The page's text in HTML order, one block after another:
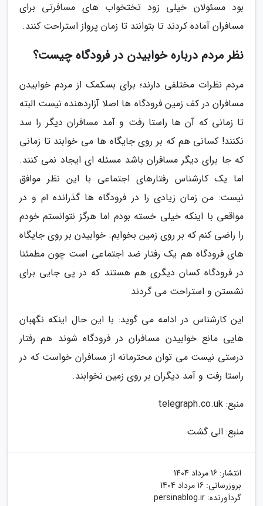
بود مسئولان خیلی زود تختخواب های مسافرتی برای
مسافران آماده کردند تا بتوانند تا زمان پرواز استراحت کنند.
نظر مردم درباره خوابیدن در فرودگاه چیست؟
مردم نظرات مختلفی دارند؛ برای بسکمک از مردم خوابیدن
مسافران در کف زمین فرودگاه ها اصلا آزاردهنده نیست البته
تا زمانی که آن ها راستا رفت و آمد مسافران دیگر را سد
نکنند! کسانی هم که بر روی جایگاه ها می خوابند تا زمانی
که جا برای دیگر مسافران باشد مسئله ای ایجاد نمی کنند.
اما یک کارشناس رفتارهای اجتماعی با این نظر موافق
نیست: من زمان زیادی را در فرودگاه ها گذرانده ام و در
مواقعی با اینکه خیلی خسته بودم اما هرگز نتوانستم خودم
را راضی کنم که بر روی زمین بخوابم. خوابیدن بر روی جایگاه
های فرودگاه هم یک رفتار ضد اجتماعی است چون مطمئنا
در فرودگاه کسان دیگری هم هستند که در پی جایی برای
نشستن و استراحت می گردند
این کارشناس در ادامه می گوید: با این حال اینکه نگهبان
هایی مانع خوابیدن مسافران در فرودگاه شوند هم رفتار
درستی نیست می توان محترمانه از مسافران خواست که در
راستا رفت و آمد دیگران بر روی زمین نخوابند.
منبع: telegraph.co.uk
منبع: الی گشت
انتشار: 16 مرداد 1404
بروزرسانی: 16 مرداد 1404
گردآورنده: persinablog.ir